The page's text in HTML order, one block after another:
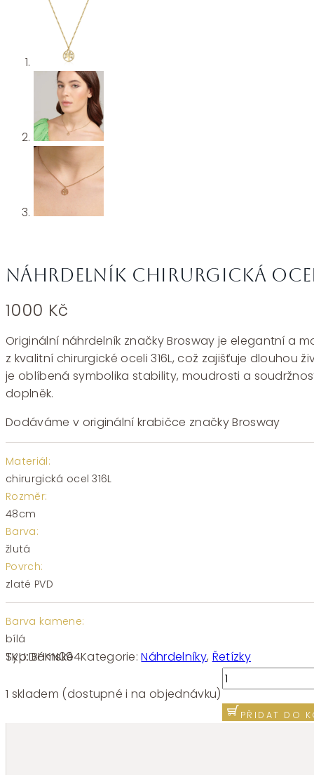
Náhrdelník chirurgická ocel
1000 Kč
Originální náhrdelník značky Brosway je elegantní a
z kvalitní chirurgické oceli 316L, což zajišťuje
je oblíbená symbolika stability, moudrosti a
doplněk.
Dodáváme v originální krabičce značky Brosway
Materiál:
chirurgická ocel 316L
Rozměr:
48cm
Barva:
žlutá
Povrch:
zlaté PVD
Barva kamene:
bílá
SKU:BHKN094Kategorie:Náhrdelníky, Řetízky
Typ:Dámské
1 skladem (dostupné i na objednávku)
Náhrdelník
chirurgická
ocel
Brosway
PŘIDAT DO